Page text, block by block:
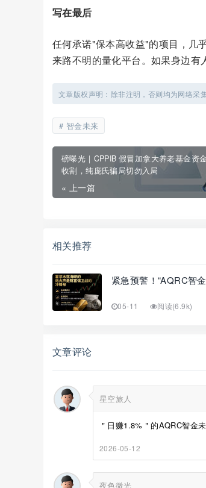
写在最后
任何承诺"保本高收益"的项目，几
来路不明的量化平台。如果身边有
文章版权声明：除非注明，否则均为网络采
智金未来
磅曝光｜CPPIB 假冒加拿大养老基金资
收割，纯庞氏骗局切勿入局
« 上一篇
相关推荐
紧急预警！“AQRC智
05-11 阅读(6.9k)
文章评论
星空旅人
＂日赚1.8%＂的AQRC智金
2026-05-12
夜色微光